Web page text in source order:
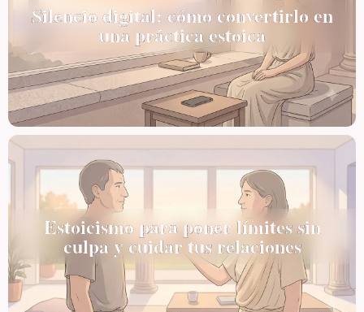
Silencio digital: cómo convertirlo en
una práctica estoica
Estoicismo para poner límites sin
culpa y cuidar tus relaciones